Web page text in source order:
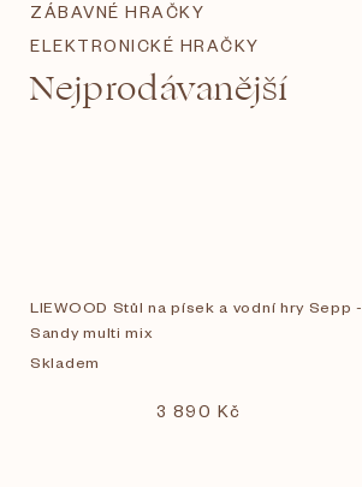
ZÁBAVNÉ HRAČKY
ELEKTRONICKÉ HRAČKY
Nejprodávanější
LIEWOOD Stůl na písek a vodní hry Sepp -
Sandy multi mix
Skladem
3 890 Kč